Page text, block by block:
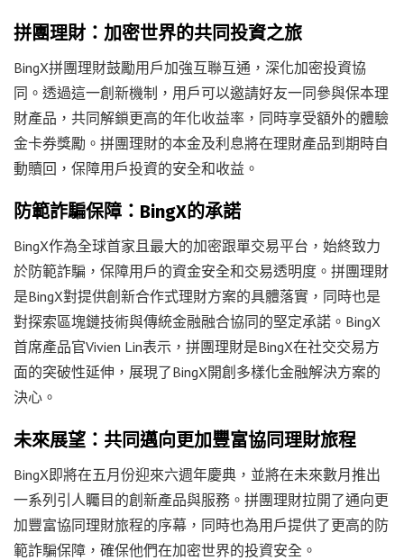
拼團理財：加密世界的共同投資之旅
BingX拼團理財鼓勵用戶加強互聯互通，深化加密投資協
同。透過這一創新機制，用戶可以邀請好友一同參與保本理
財產品，共同解鎖更高的年化收益率，同時享受額外的體驗
金卡券獎勵。拼團理財的本金及利息將在理財產品到期時自
動贖回，保障用戶投資的安全和收益。
防範詐騙保障：BingX的承諾
BingX作為全球首家且最大的加密跟單交易平台，始終致力
於防範詐騙，保障用戶的資金安全和交易透明度。拼團理財
是BingX對提供創新合作式理財方案的具體落實，同時也是
對探索區塊鏈技術與傳統金融融合協同的堅定承諾。BingX
首席產品官Vivien Lin表示，拼團理財是BingX在社交交易方
面的突破性延伸，展現了BingX開創多樣化金融解決方案的
決心。
未來展望：共同邁向更加豐富協同理財旅程
BingX即將在五月份迎來六週年慶典，並將在未來數月推出
一系列引人矚目的創新產品與服務。拼團理財拉開了通向更
加豐富協同理財旅程的序幕，同時也為用戶提供了更高的防
範詐騙保障，確保他們在加密世界的投資安全。